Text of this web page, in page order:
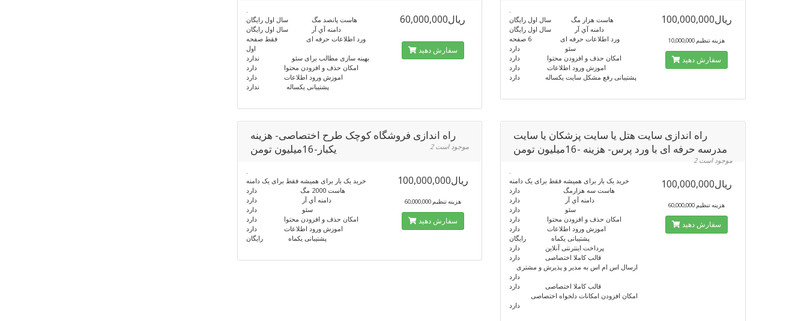
.
هاست پانصد مگ سال اول رایگان
دامنه آي آر سال اول رایگان
ورد اطلاعات حرفه ای فقط صفحه
اول
بهینه سازی مطالب برای سئو ندارد
امکان حذف و افزودن محتوا دارد
اموزش ورود اطلاعات دارد
پشتیبانی یکساله ندارد
60,000,000ریال
سفارش دهید
.
هاست هزار مگ سال اول رایگان
دامنه آي آر سال اول رایگان
ورد اطلاعات حرفه ای 6 صفحه
سئو دارد
امکان حذف و افزودن محتوا دارد
اموزش ورود اطلاعات دارد
پشتیبانی رفع مشکل سایت یکساله دارد
100,000,000ریال
10,000,000 هزینه تنظیم
سفارش دهید
راه اندازی فروشگاه کوچک طرح اختصاصی- هزینه
یکبار-16میلیون تومن
2 موجود است
.
خرید یک بار برای همیشه فقط برای یک دامنه
هاست 2000 مگ دارد
دامنه آي آر دارد
سئو دارد
امکان حذف و افزودن محتوا دارد
اموزش ورود اطلاعات دارد
پشتیبانی یکماه رایگان
100,000,000ریال
60,000,000 هزینه تنظیم
سفارش دهید
راه اندازی سایت هتل یا سایت پزشکان یا سایت
مدرسه حرفه ای با ورد پرس- هزینه -16میلیون تومن
2 موجود است
.
خرید یک بار برای همیشه فقط برای یک دامنه
هاست سه هزارمگ دارد
دامنه آي آر دارد
سئو دارد
امکان حذف و افزودن محتوا دارد
اموزش ورود اطلاعات دارد
پشتیبانی یکماه رایگان
پرداخت اینترنتی آنلاین دارد
قالب کاملا اختصاصی دارد
ارسال اس ام اس به مدیر و پذیرش و مشتری
دارد
قالب کاملا اختصاصی دارد
امکان افزودن امکانات دلخواه اختصاصی
دارد
100,000,000ریال
60,000,000 هزینه تنظیم
سفارش دهید